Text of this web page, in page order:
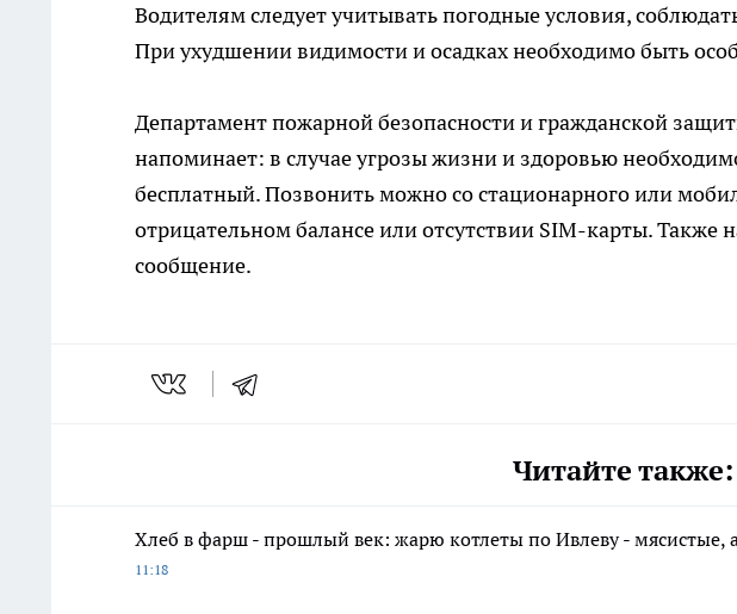
Водителям следует учитывать погодные условия,
При ухудшении видимости и осадках необходимо быть
Департамент пожарной безопасности и гражданской
напоминает: в случае угрозы жизни и здоровью
бесплатный. Позвонить можно со стационарного или
отрицательном балансе или отсутствии SIM-карты. Также
сообщение.
Читайте также:
Хлеб в фарш - прошлый век: жарю котлеты по Ивлеву -
11:18